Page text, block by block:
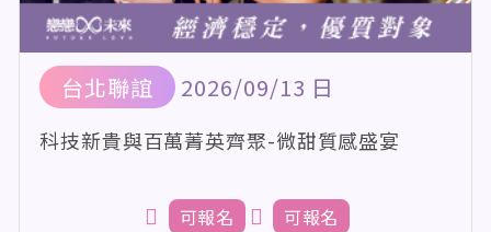
台北聯誼 2026/09/13 日
科技新貴與百萬菁英齊聚-微甜質感盛宴
可報名 可報名